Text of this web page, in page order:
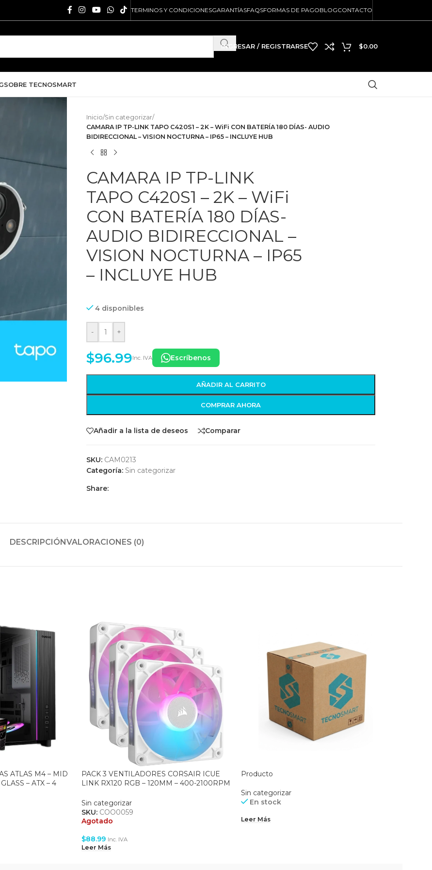
TERMINOS Y CONDICIONESGARANTÍASFAQSFORMAS DE PAGOBLOGCONTACTO
INGRESAR / REGISTRARSE $0.00
SOBRE TECNOSMART
Inicio/Sin categorizar/
CAMARA IP TP-LINK TAPO C420S1 – 2K – WiFi CON BATERÍA 180 DÍAS- AUDIO
BIDIRECCIONAL – VISION NOCTURNA – IP65 – INCLUYE HUB
CAMARA IP TP-LINK
TAPO C420S1 – 2K – WiFi
CON BATERÍA 180 DÍAS-
AUDIO BIDIRECCIONAL –
VISION NOCTURNA – IP65
– INCLUYE HUB
4 disponibles
- +
$96.99Inc. IVA Escríbenos
AÑADIR AL CARRITO
COMPRAR AHORA
Añadir a la lista de deseos Comparar
SKU: CAM0213
Categoría: Sin categorizar
Share:
DESCRIPCIÓNVALORACIONES (0)
ATLAS M4 – MID
– ATX – 4
PACK 3 VENTILADORES CORSAIR ICUE
LINK RX120 RGB – 120MM – 400-2100RPM
Sin categorizar
SKU: COO0059
Agotado
$88.99 Inc. IVA
Leer Más
Producto
Sin categorizar
En stock
Leer Más